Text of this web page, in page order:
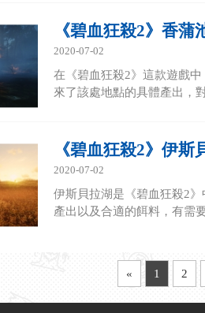
《碧血狂殺2》香
2020-07-02
在《碧血狂殺2》這款遊戲
來了該處地點的具體產出，
《碧血狂殺2》伊
2020-07-02
伊斯貝拉湖是《碧血狂殺2
產出以及合適的餌料，有需
« 1 2